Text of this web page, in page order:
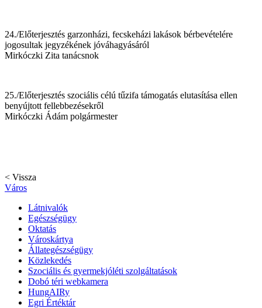
24./Előterjesztés garzonházi, fecskeházi lakások bérbevételére
jogosultak jegyzékének jóváhagyásáról
Mirkóczki Zita tanácsnok
25./Előterjesztés szociális célú tűzifa támogatás elutasítása ellen
benyújtott fellebbezésekről
Mirkóczki Ádám polgármester
< Vissza
Város
Látnivalók
Egészségügy
Oktatás
Városkártya
Állategészségügy
Közlekedés
Szociális és gyermekjóléti szolgáltatások
Dobó téri webkamera
HungAIRy
Egri Értéktár